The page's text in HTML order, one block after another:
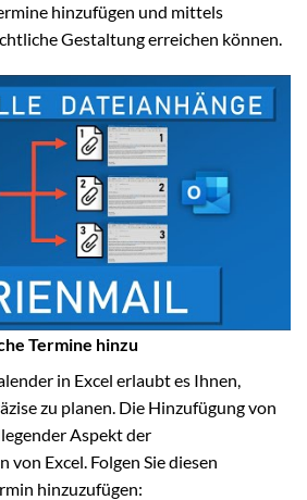
hinzufügen und mittels
Gestaltung erreichen können.
Termine hinzu
in Excel erlaubt es Ihnen,
zu planen. Die Hinzufügung von
Aspekt der
Excel. Folgen Sie diesen
hinzuzufügen: